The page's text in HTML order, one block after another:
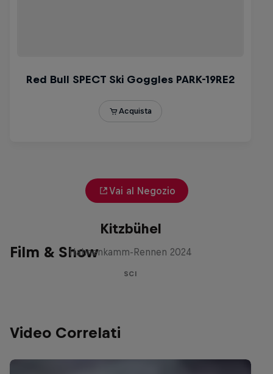
Vai al Negozio
Film & Show
Kitzbühel
Hahnenkamm-Rennen 2024
SCI
Video Correlati